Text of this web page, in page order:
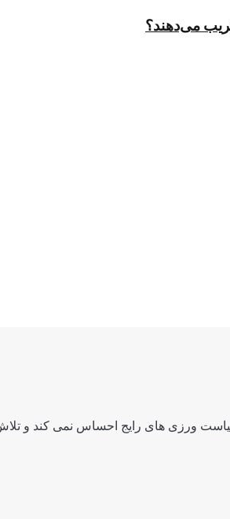
می‌دهند؟
ورزی های رایج احساس نمی کند و تلاش